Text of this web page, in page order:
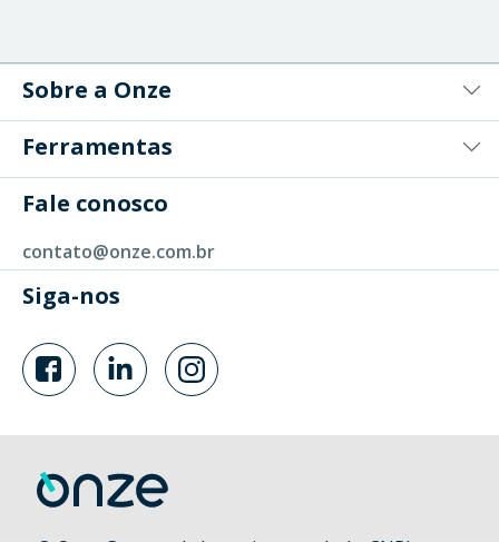
Sobre a Onze
Ferramentas
Fale conosco
contato@onze.com.br
Siga-nos